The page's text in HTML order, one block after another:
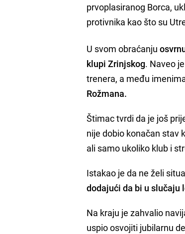
prvoplasiranog Borca,
protivnika kao što su
U svom obraćanju
klupi Zrinjskog. Naveo
trenera, a među
Rožmana.
Štimac tvrdi da je još
nije dobio konačan stav
ali samo ukoliko klub i
Istakao je da ne želi
dodajući da bi u slučaju
Na kraju je zahvalio
uspio osvojiti jubilarnu